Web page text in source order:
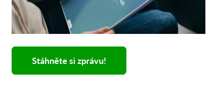
Stáhněte si zprávu!